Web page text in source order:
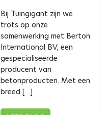
Bij Tuingigant zijn we
trots op onze
samenwerking met Berton
International BV, een
gespecialiseerde
producent van
betonproducten. Met een
breed […]